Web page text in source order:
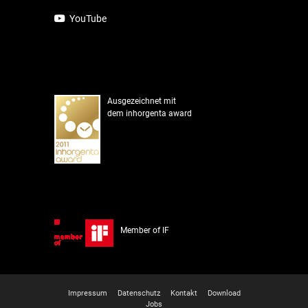
YouTube
Ausgezeichnet mit
dem inhorgenta award
Member of IF
Impressum Datenschutz Kontakt
Download
Jobs